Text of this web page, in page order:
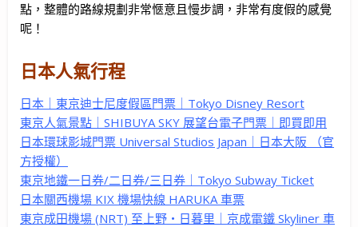
點，整體的路線規劃非常愜意且慢步調，非常有度假的感覺
呢！
日本人氣行程
日本｜東京迪士尼度假區門票｜Tokyo Disney Resort
東京人氣景點｜SHIBUYA SKY 展望台電子門票｜即買即用
日本環球影城門票 Universal Studios Japan｜日本大阪 （官
方授權）
東京地鐵一日券/二日券/三日券｜Tokyo Subway Ticket
日本關西機場 KIX 機場快線 HARUKA 車票
東京成田機場 (NRT) 至上野・日暮里｜京成電鐵 Skyliner 車